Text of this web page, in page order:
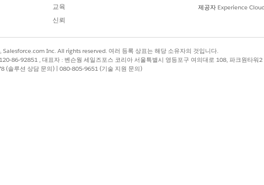
교육
신뢰
제공자 Experience
Inc. All rights reserved. 여러 등록 상표는 해당 소유자의 것입니다.
86-92851 , 대표자 : 벤슨웡 세일즈포스 코리아 서울특별시 영등포구 여의대로 108, 파크원타워
(솔루션 상담 문의) | 080-805-9651 (기술 지원 문의)